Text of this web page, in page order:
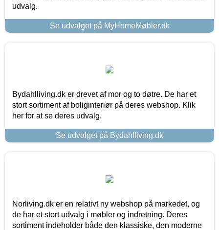
udvalg.
Se udvalget på MyHomeMøbler.dk
Bydahlliving.dk er drevet af mor og to døtre. De har et
stort sortiment af boliginteriør på deres webshop. Klik
her for at se deres udvalg.
Se udvalget på Bydahlliving.dk
Norliving.dk er en relativt ny webshop på markedet, og
de har et stort udvalg i møbler og indretning. Deres
sortiment indeholder både den klassiske, den moderne